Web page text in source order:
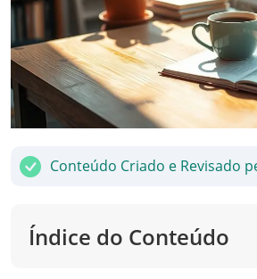
Conteúdo Criado e Revisado
Índice do Conteúdo